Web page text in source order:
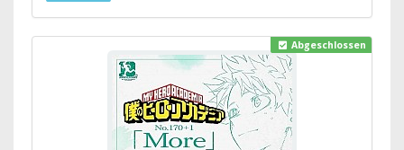
Abgeschlossen